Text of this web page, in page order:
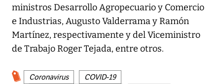
ministros Desarrollo Agropecuario y Comercio
e Industrias, Augusto Valderrama y Ramón
Martínez, respectivamente y del Viceministro
de Trabajo Roger Tejada, entre otros.
Coronavirus
COVID-19